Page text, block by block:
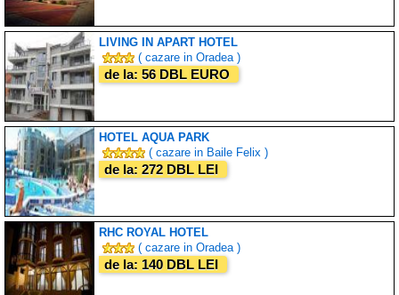
LIVING IN APART HOTEL
( cazare in Oradea )
de la: 56 DBL EURO
HOTEL AQUA PARK
( cazare in Baile Felix )
de la: 272 DBL LEI
RHC ROYAL HOTEL
( cazare in Oradea )
de la: 140 DBL LEI